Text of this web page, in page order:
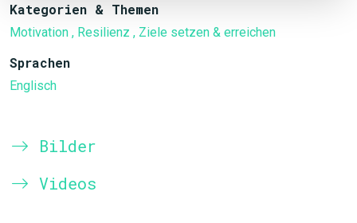
Kategorien & Themen
Motivation , Resilienz , Ziele setzen & erreichen
Sprachen
Englisch
Bilder
Videos